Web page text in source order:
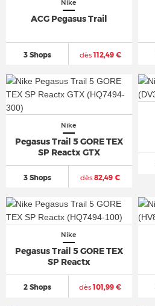
Nike
ACG Pegasus Trail
3 Shops dès112,49 €
Nike
Pegasus Trail 5 GORE TEX
SP Reactx GTX
3 Shops dès 82,49 €
Nike
Pegasus Trail 5 GORE TEX
SP Reactx
2 Shops dès101,99 €